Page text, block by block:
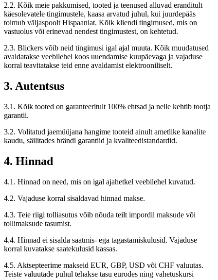
2.2. Kõik meie pakkumised, tooted ja teenused alluvad eranditult
käesolevatele tingimustele, kaasa arvatud juhul, kui juurdepääs
toimub väljaspoolt Hispaaniat. Kõik kliendi tingimused, mis on
vastuolus või erinevad nendest tingimustest, on kehtetud.
2.3. Blickers võib neid tingimusi igal ajal muuta. Kõik muudatused
avaldatakse veebilehel koos uuendamise kuupäevaga ja vajaduse
korral teavitatakse teid enne avaldamist elektrooniliselt.
3. Autentsus
3.1. Kõik tooted on garanteeritult 100% ehtsad ja neile kehtib tootja
garantii.
3.2. Volitatud jaemüüjana hangime tooteid ainult ametlike kanalite
kaudu, säilitades brändi garantiid ja kvaliteedistandardid.
4. Hinnad
4.1. Hinnad on need, mis on igal ajahetkel veebilehel kuvatud.
4.2. Vajaduse korral sisaldavad hinnad makse.
4.3. Teie riigi tolliasutus võib nõuda teilt impordil maksude või
tollimaksude tasumist.
4.4. Hinnad ei sisalda saatmis- ega tagastamiskulusid. Vajaduse
korral kuvatakse saatekulusid kassas.
4.5. Aktsepteerime makseid EUR, GBP, USD või CHF valuutas.
Teiste valuutade puhul tehakse tasu eurodes ning vahetuskursi